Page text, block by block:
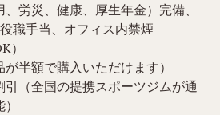
労災、健康、厚生年金）完備、
職手当、オフィス内禁煙
）
半額で購入いただけます）
引（全国の提携スポーツジムが通